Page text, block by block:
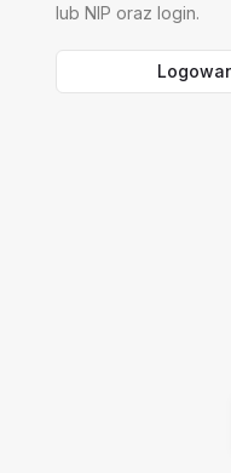
lub NIP oraz login.